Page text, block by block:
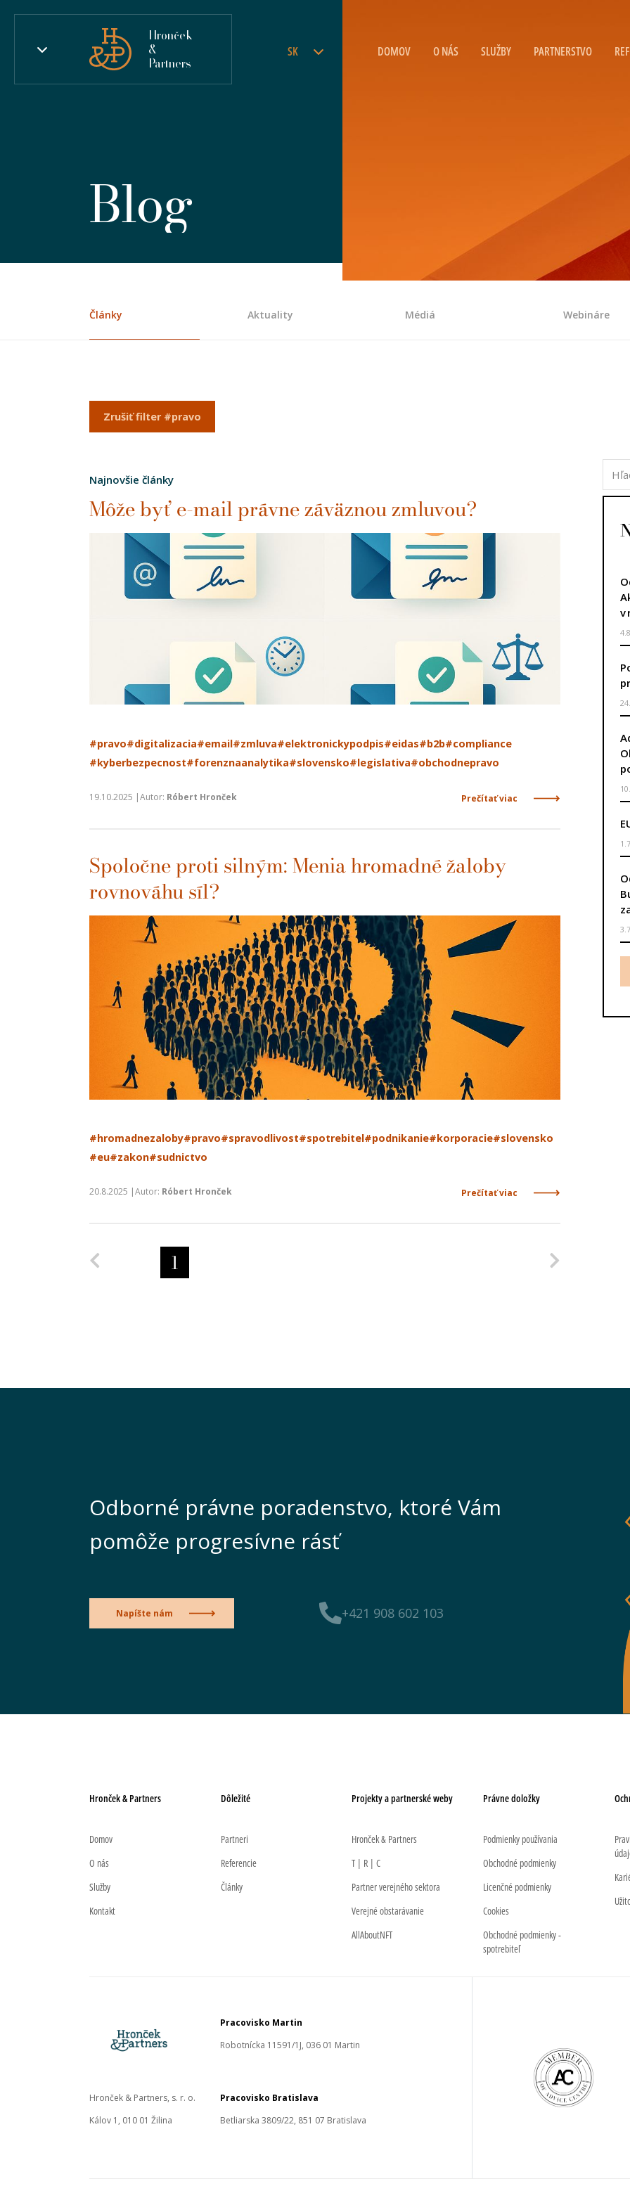
Hronček
&
Partners
SK DOMOV O NÁS SLUŽBY PARTNERSTVO
Blog
Články Aktuality Médiá Webináre
Zrušiť filter #pravo
Najnovšie články
Môže byť e-mail právne záväznou zmluvou?
#pravo#digitalizacia#email#zmluva#elektronickypodpis#eidas#b2b#compliance
#kyberbezpecnost#forenznaanalytika#slovensko#legislativa#obchodnepravo
19.10.2025 |Autor: Róbert Hronček Prečítať viac
Spoločne proti silným: Menia hromadné žaloby
rovnováhu síl?
#hromadnezaloby#pravo#spravodlivost#spotrebitel#podnikanie#korporacie#slovensko
#eu#zakon#sudnictvo
20.8.2025 |Autor: Róbert Hronček Prečítať viac
Predchádzajúca strana
1
v
Odborné právne poradenstvo, ktoré Vám
pomôže progresívne rásť
+421 908 602 103
Napíšte nám
Hronček & Partners
Domov
O nás
Služby
Kontakt
Dôležité
Partneri
Referencie
Články
Projekty a partnerské weby
Hronček & Partners
T | R | C
Partner verejného sektora
Verejné obstarávanie
AllAboutNFT
Právne doložky
Podmienky používania
Obchodné podmienky
Licenčné podmienky
Cookies
Obchodné podmienky -
spotrebiteľ
Pracovisko Martin
Robotnícka 11591/1J, 036 01 Martin
Hronček & Partners, s. r. o.
Kálov 1, 010 01 Žilina
Pracovisko Bratislava
Betliarska 3809/22, 851 07 Bratislava